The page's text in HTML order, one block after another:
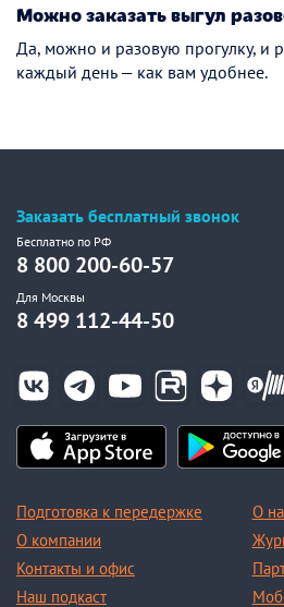
Можно заказать выгул
Да, можно и разовую прогулку, и
каждый день — как вам удобнее.
Заказать бесплатный звонок
Бесплатно по РФ
8 800 200-60-57
Для Москвы
8 499 112-44-50
Подготовка к передержке
О компании
Контакты и офис
Наш подкаст
О